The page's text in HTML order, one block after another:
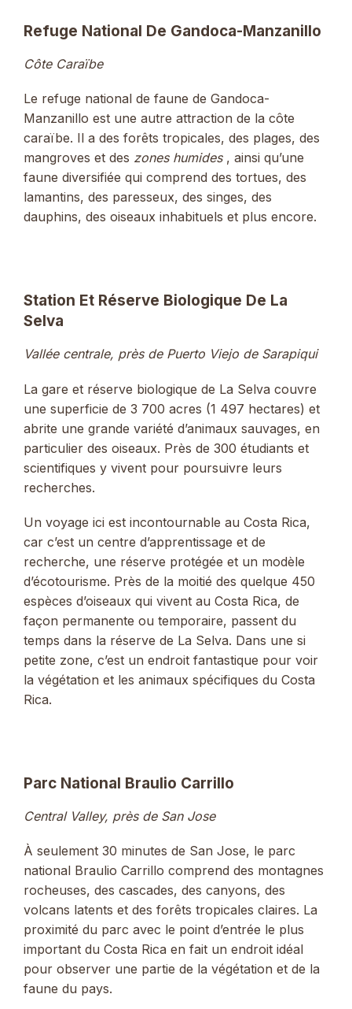
Refuge National De Gandoca-Manzanillo
Côte Caraïbe
Le refuge national de faune de Gandoca-
Manzanillo est une autre attraction de la côte
caraïbe. Il a des forêts tropicales, des plages, des
mangroves et des zones humides, ainsi qu’une
faune diversifiée qui comprend des tortues, des
lamantins, des paresseux, des singes, des
dauphins, des oiseaux inhabituels et plus encore.
Station Et Réserve Biologique De La
Selva
Vallée centrale, près de Puerto Viejo de Sarapiqui
La gare et réserve biologique de La Selva couvre
une superficie de 3 700 acres (1 497 hectares) et
abrite une grande variété d’animaux sauvages, en
particulier des oiseaux. Près de 300 étudiants et
scientifiques y vivent pour poursuivre leurs
recherches.
Un voyage ici est incontournable au Costa Rica,
car c’est un centre d’apprentissage et de
recherche, une réserve protégée et un modèle
d’écotourisme. Près de la moitié des quelque 450
espèces d’oiseaux qui vivent au Costa Rica, de
façon permanente ou temporaire, passent du
temps dans la réserve de La Selva. Dans une si
petite zone, c’est un endroit fantastique pour voir
la végétation et les animaux spécifiques du Costa
Rica.
Parc National Braulio Carrillo
Central Valley, près de San Jose
À seulement 30 minutes de San Jose, le parc
national Braulio Carrillo comprend des montagnes
rocheuses, des cascades, des canyons, des
volcans latents et des forêts tropicales claires. La
proximité du parc avec le point d’entrée le plus
important du Costa Rica en fait un endroit idéal
pour observer une partie de la végétation et de la
faune du pays.